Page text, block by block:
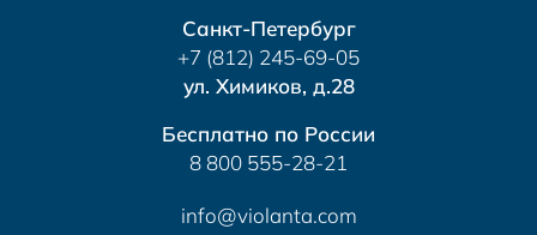
Санкт-Петербург
+7 (812) 245-69-05
ул. Химиков, д.28
Бесплатно по России
8 800 555-28-21
info@violanta.com